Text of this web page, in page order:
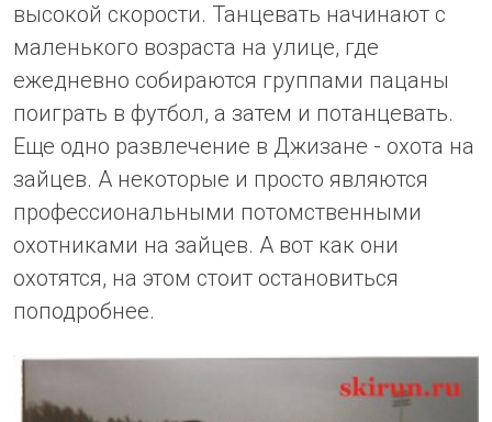
высокой скорости. Танцевать начинают с
маленького возраста на улице, где
ежедневно собираются группами пацаны
поиграть в футбол, а затем и потанцевать.
Еще одно развлечение в Джизане - охота на
зайцев. А некоторые и просто являются
профессиональными потомственными
охотниками на зайцев. А вот как они
охотятся, на этом стоит остановиться
поподробнее.